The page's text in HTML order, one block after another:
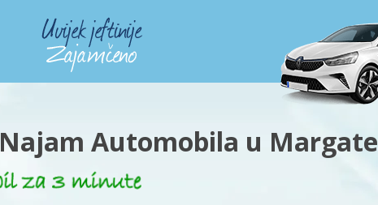
Najam Automobila u Margate